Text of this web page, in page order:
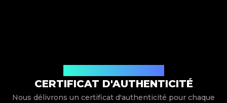
CERTIFICAT D'AUTHENTICITÉ
Nous délivrons un certificat d'authenticité pour chaque